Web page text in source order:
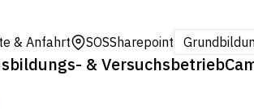
& Anfahrt SOSSharepoint
& Versuchsbetrieb